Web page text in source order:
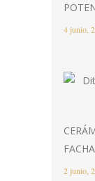
4 junio,
2 junio,